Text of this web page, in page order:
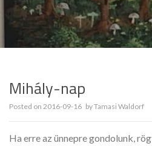
Mihály-nap
Posted on 2016-09-16 byTamasi Waldorf
Ha erre az ünnepre gondolunk,